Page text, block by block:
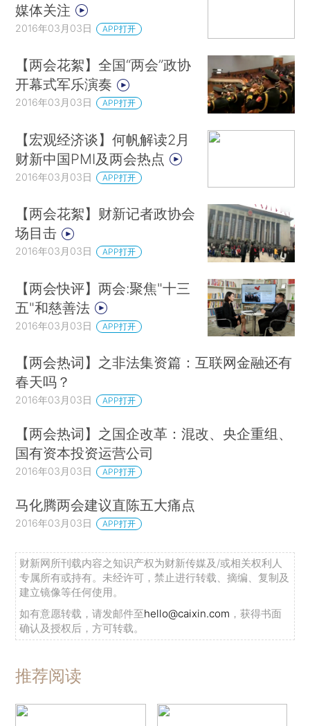
媒体关注
2016年03月03日 APP打开
【两会花絮】全国“两会”政协
开幕式军乐演奏
2016年03月03日 APP打开
【宏观经济谈】何帆解读2月
财新中国PMI及两会热点
2016年03月03日 APP打开
【两会花絮】财新记者政协会
场目击
2016年03月03日 APP打开
【两会快评】两会:聚焦"十三
五"和慈善法
2016年03月03日 APP打开
【两会热词】之非法集资篇：互联网金融还有
春天吗？
2016年03月03日 APP打开
【两会热词】之国企改革：混改、央企重组、
国有资本投资运营公司
2016年03月03日 APP打开
马化腾两会建议直陈五大痛点
2016年03月03日 APP打开
财新网所刊载内容之知识产权为财新传媒及/或相关权利人
专属所有或持有。未经许可，禁止进行转载、摘编、复制及
建立镜像等任何使用。
如有意愿转载，请发邮件至hello@caixin.com ，获得书面
确认及授权后，方可转载。
推荐阅读